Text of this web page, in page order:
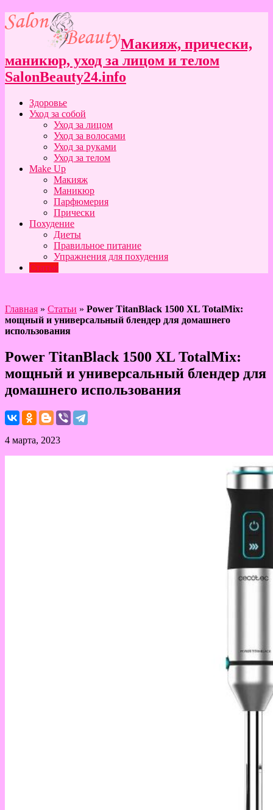
Макияж, прически,
маникюр, уход за лицом и телом
SalonBeauty24.info
Здоровье
Уход за собой
Уход за лицом
Уход за волосами
Уход за руками
Уход за телом
Make Up
Макияж
Маникюр
Парфюмерия
Прически
Похудение
Диеты
Правильное питание
Упражнения для похудения
Статьи
Главная » Статьи » Power TitanBlack 1500 XL TotalMix:
мощный и универсальный блендер для домашнего
использования
Power TitanBlack 1500 XL TotalMix:
мощный и универсальный блендер для
домашнего использования
4 марта, 2023